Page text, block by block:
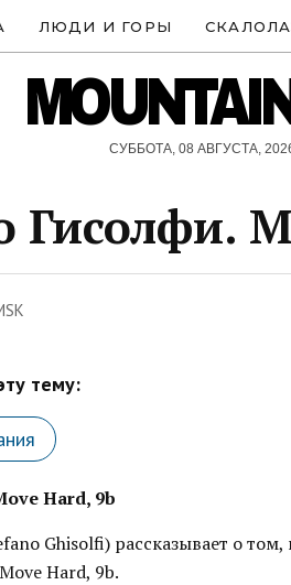
ЛЮДИ И ГОРЫ
СУББОТА, 08 АВГУСТА,
Гисолфи.
тему:
Hard, 9b
Ghisolfi) рассказывает о
Hard, 9b.